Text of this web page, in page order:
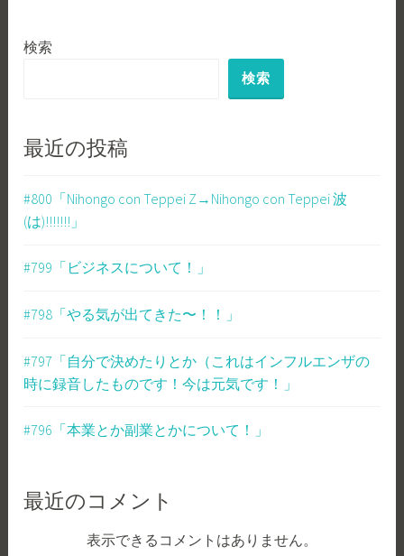
ナ
シ
ョ
ン
検索
検索
最近の投稿
#800「Nihongo con Teppei Z→Nihongo con Teppei 波
(は)!!!!!!!」
#799「ビジネスについて！」
#798「やる気が出てきた〜！！」
#797「自分で決めたりとか（これはインフルエンザの
時に録音したものです！今は元気です！」
#796「本業とか副業とかについて！」
最近のコメント
表示できるコメントはありません。